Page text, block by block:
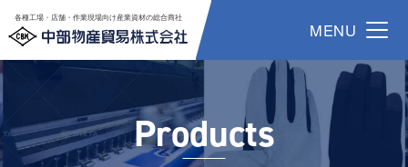
各種工場・店舗・作業現場向け産業資材の総合商社
MENU
Products